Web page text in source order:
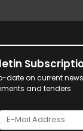
date on current
and tenders